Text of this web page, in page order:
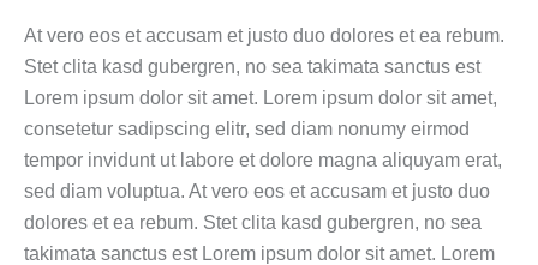
At vero eos et accusam et justo duo dolores et ea rebum.
Stet clita kasd gubergren, no sea takimata sanctus est
Lorem ipsum dolor sit amet. Lorem ipsum dolor sit amet,
consetetur sadipscing elitr, sed diam nonumy eirmod
tempor invidunt ut labore et dolore magna aliquyam erat,
sed diam voluptua. At vero eos et accusam et justo duo
dolores et ea rebum. Stet clita kasd gubergren, no sea
takimata sanctus est Lorem ipsum dolor sit amet. Lorem